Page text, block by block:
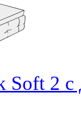
Soft 2